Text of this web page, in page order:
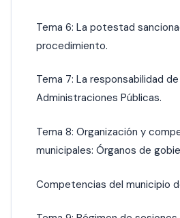
Tema 6: La potestad
procedimiento.
Tema 7: La responsabilidad
Administraciones Públicas.
Tema 8: Organización y
municipales: Órganos de
Competencias del municipio